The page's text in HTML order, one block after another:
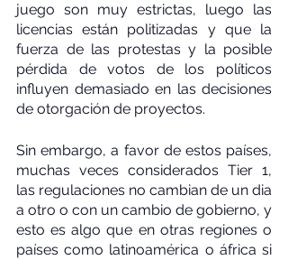
juego son muy estrictas, luego las
licencias están politizadas y que la
fuerza de las protestas y la posible
pérdida de votos de los políticos
influyen demasiado en las decisiones
de otorgación de proyectos.
Sin embargo, a favor de estos países,
muchas veces considerados Tier 1,
las regulaciones no cambian de un dia
a otro o con un cambio de gobierno, y
esto es algo que en otras regiones o
países como latinoamérica o áfrica si